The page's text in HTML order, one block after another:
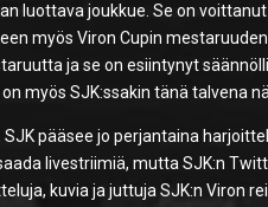
luottava joukkue. Se on
myös Viron Cupin
ja se on esiintynyt
myös SJK:ssakin tänä talvena
pääsee jo perjantaina
livestriimiä, mutta SJK:n
kuvia ja juttuja SJK:n Viron